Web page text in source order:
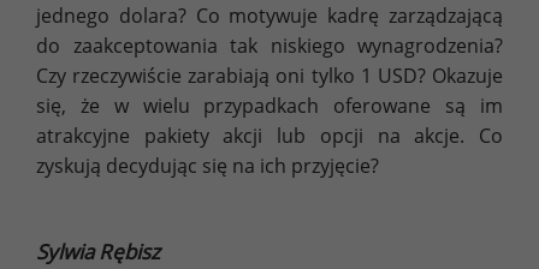
jednego dolara? Co motywuje kadrę zarządzającą
do zaakceptowania tak niskiego wynagrodzenia?
Czy rzeczywiście zarabiają oni tylko 1 USD? Okazuje
się, że w wielu przypadkach oferowane są im
atrakcyjne pakiety akcji lub opcji na akcje. Co
zyskują decydując się na ich przyjęcie?
Sylwia Rębisz